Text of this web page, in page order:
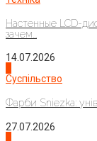
Настенные LCD-
зачем...
14.07.2026
Суспільство
Фарби Sniezka:
27.07.2026